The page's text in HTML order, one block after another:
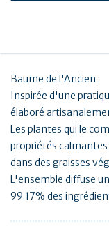
Baume de l'Ancien :
Inspirée d'une
élaboré
Les plantes qui le
propriétés
dans des graisses
L'ensemble diffuse
99.17% des